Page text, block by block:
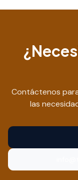
Contáctenos
las